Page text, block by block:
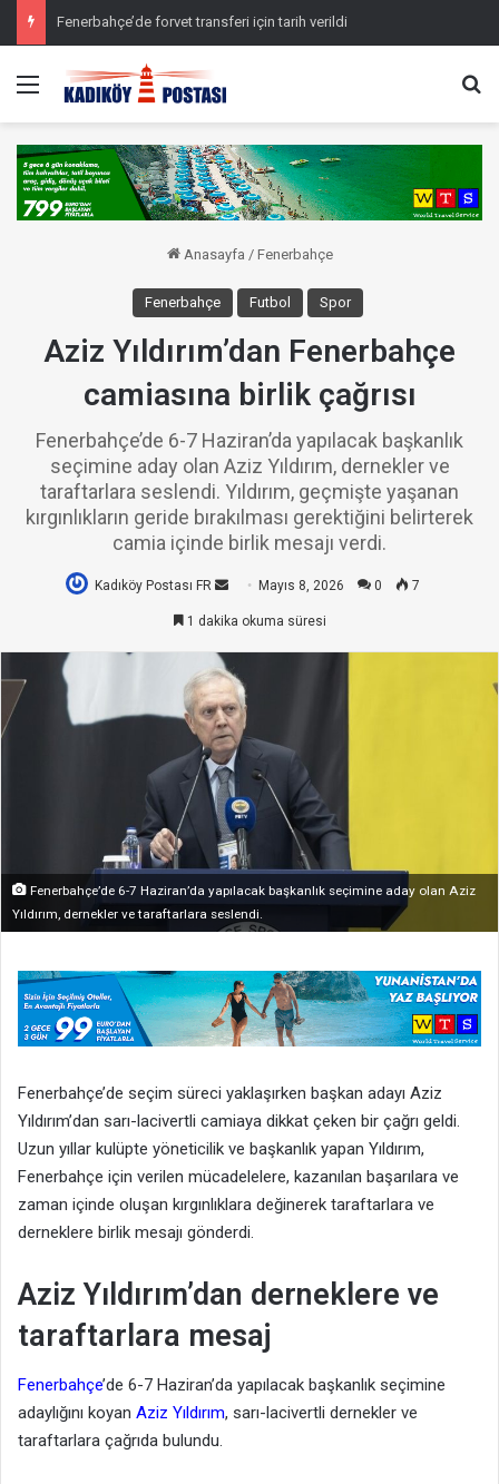
Fenerbahçe’de forvet transferi için tarih verildi
Menü
Anasayfa / Fenerbahçe
Fenerbahçe Futbol Spor
Aziz Yıldırım’dan Fenerbahçe
camiasına birlik çağrısı
Fenerbahçe’de 6-7 Haziran’da yapılacak başkanlık
seçimine aday olan Aziz Yıldırım, dernekler ve
taraftarlara seslendi. Yıldırım, geçmişte yaşanan
kırgınlıkların geride bırakılması gerektiğini belirterek
camia içinde birlik mesajı verdi.
Kadıköy Postası FR Mayıs 8, 2026 0 7
1 dakika okuma süresi
Fenerbahçe’de 6-7 Haziran’da yapılacak başkanlık seçimine aday olan Aziz
Yıldırım, dernekler ve taraftarlara seslendi.
Fenerbahçe’de seçim süreci yaklaşırken başkan adayı Aziz
Yıldırım’dan sarı-lacivertli camiaya dikkat çeken bir çağrı geldi.
Uzun yıllar kulüpte yöneticilik ve başkanlık yapan Yıldırım,
Fenerbahçe için verilen mücadelelere, kazanılan başarılara ve
zaman içinde oluşan kırgınlıklara değinerek taraftarlara ve
derneklere birlik mesajı gönderdi.
Aziz Yıldırım’dan derneklere ve
taraftarlara mesaj
Fenerbahçe’de 6-7 Haziran’da yapılacak başkanlık seçimine
adaylığını koyan Aziz Yıldırım, sarı-lacivertli dernekler ve
taraftarlara çağrıda bulundu.